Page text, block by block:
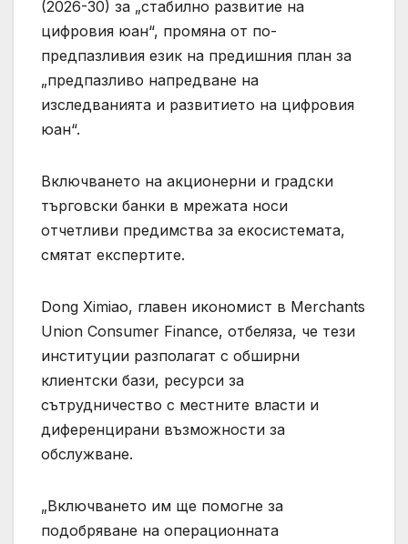
(2026-30) за „стабилно развитие на
цифровия юан“, промяна от по-
предпазливия език на предишния план за
„предпазливо напредване на
изследванията и развитието на цифровия
юан“.
Включването на акционерни и градски
търговски банки в мрежата носи
отчетливи предимства за екосистемата,
смятат експертите.
Dong Ximiao, главен икономист в Merchants
Union Consumer Finance, отбеляза, че тези
институции разполагат с обширни
клиентски бази, ресурси за
сътрудничество с местните власти и
диференцирани възможности за
обслужване.
„Включването им ще помогне за
подобряване на операционната